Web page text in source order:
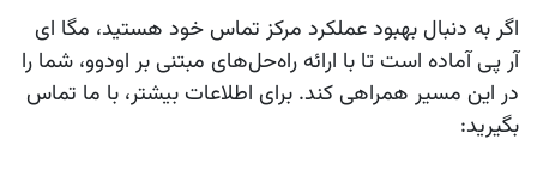
اگر به دنبال بهبود عملکرد مرکز تماس خود هستید، مگا ای
آر پیآماده است تا با ارائه راه‌حل‌های مبتنی بر اودوو، شما را
در این مسیر همراهی کند. برای اطلاعات بیشتر، با ما تماس
بگیرید: